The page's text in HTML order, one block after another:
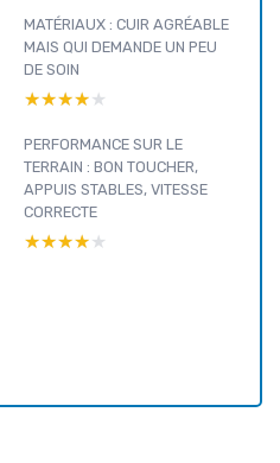
MATÉRIAUX : CUIR AGRÉABLE
MAIS QUI DEMANDE UN PEU
DE SOIN
★★★★★
★★★★★
PERFORMANCE SUR LE
TERRAIN : BON TOUCHER,
APPUIS STABLES, VITESSE
CORRECTE
★★★★★
★★★★★